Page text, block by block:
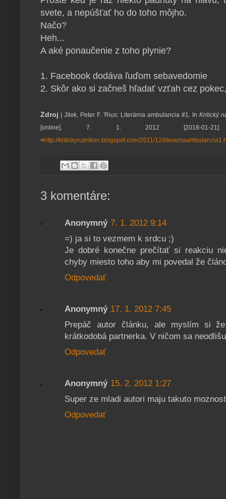
svete, a nepúšťať ho do toho môjho.
Načo?
Heh...
A aké ponaučenie z toho plynie?
1. Facebook dodáva ľuďom sebavedomie
2. Skôr ako si začneš hľadať vzťah cez
Zdroj | Jílek, Peter F. 'Rius: Literárna ambulancia #1. In Kritický
[online]. 7. 1. 2012 [2018-01-
<http://kritickyrubrikon.blogspot.com/2011/12/
3 komentáre:
Anonymný 7. 1. 2012 9:14
=) ja si to vezmem k srdcu ;)
Je dobré konečne prečítať si reakciu
chyby miesto toho aby mi povedal že
Odpovedať
Anonymný 17. 1. 2012 7:45
Prepáč autor článku, ale myslím si
krátkodobá partnerka. V ničom sa
Odpovedať
Anonymný 15. 2. 2012 1:27
Super ze mladi autori maju takuto
Odpovedať